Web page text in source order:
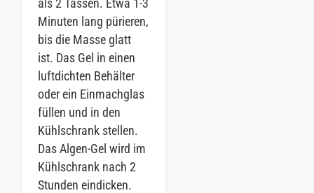
Minuten lang pürieren,
bis die Masse glatt
ist. Das Gel in einen
luftdichten Behälter
oder ein Einmachglas
füllen und in den
Kühlschrank stellen.
Das Algen-Gel wird im
Kühlschrank nach 2
Stunden eindicken.